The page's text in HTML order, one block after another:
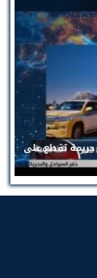
تقطع على